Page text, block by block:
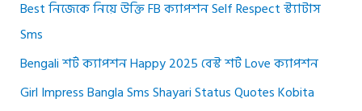
Best নিজেকে নিয়ে উক্তি FB ক্যাপশন Self Respect স্ট্যাটাস
Sms
Bengali শর্ট ক্যাপশন Happy 2025 বেস্ট শর্ট Love ক্যাপশন
Girl Impress Bangla Sms Shayari Status Quotes Kobita